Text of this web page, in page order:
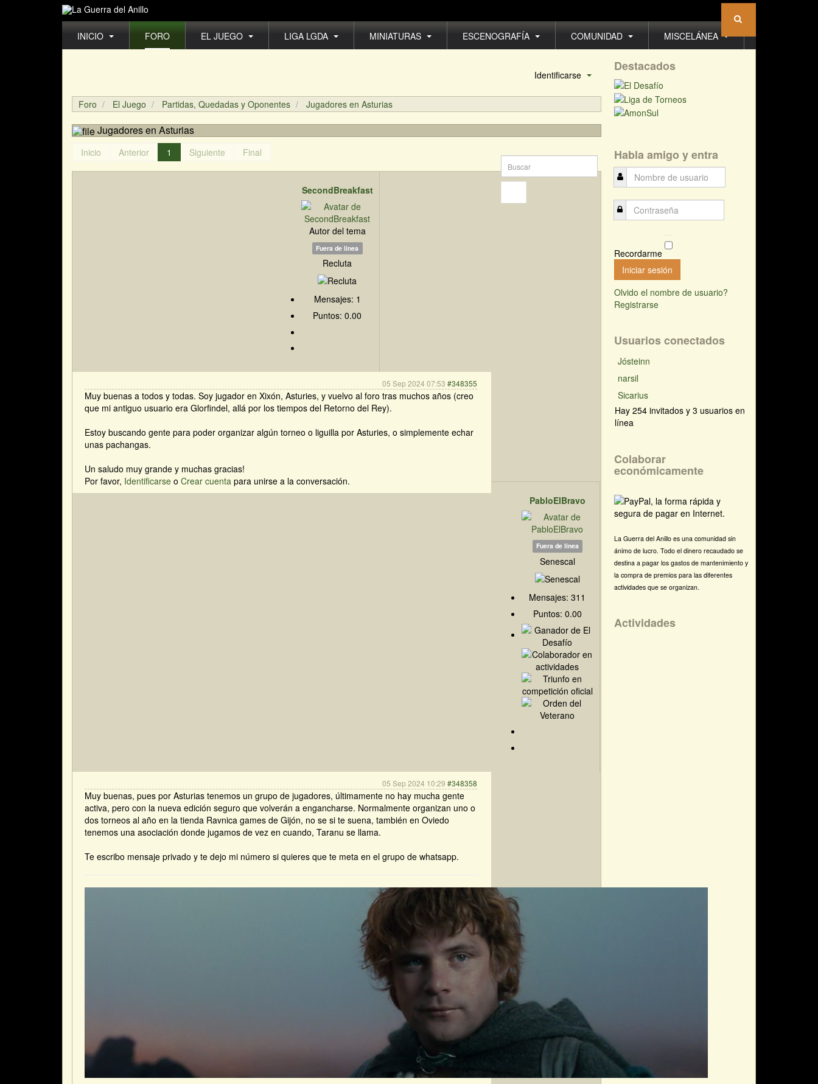
INICIO FORO EL JUEGO LIGA LGDA MINIATURAS ESCENOGRAFÍA COMUNIDAD MISCELÁNEA
Identificarse
Foro El Juego Partidas, Quedadas y Oponentes Jugadores en Asturias
Jugadores en Asturias
Inicio Anterior 1 Siguiente Final
SecondBreakfast
Autor del tema
Fuera de línea
Recluta
Mensajes: 1
Puntos: 0.00
05 Sep 2024 07:53 #348355
Muy buenas a todos y todas. Soy jugador en Xixón, Asturies, y vuelvo al foro tras muchos años (creo
que mi antiguo usuario era Glorfindel, allá por los tiempos del Retorno del Rey).
Estoy buscando gente para poder organizar algún torneo o liguilla por Asturies, o simplemente echar
unas pachangas.
Un saludo muy grande y muchas gracias!
Por favor, Identificarse o Crear cuenta para unirse a la conversación.
PabloElBravo
Fuera de línea
Senescal
Mensajes: 311
Puntos: 0.00
05 Sep 2024 10:29 #348358
Muy buenas, pues por Asturias tenemos un grupo de jugadores, últimamente no hay mucha gente
activa, pero con la nueva edición seguro que volverán a engancharse. Normalmente organizan uno o
dos torneos al año en la tienda Ravnica games de Gijón, no se si te suena, también en Oviedo
tenemos una asociación donde jugamos de vez en cuando, Taranu se llama.
Te escribo mensaje privado y te dejo mi número si quieres que te meta en el grupo de whatsapp.
Destacados
Habla amigo y entra
Recordarme
Iniciar sesión
Olvido el nombre de usuario?
Registrarse
Usuarios conectados
Jósteinn
narsil
Sicarius
Hay 254 invitados y 3 usuarios en
línea
Colaborar
económicamente
La Guerra del Anillo es una comunidad sin
ánimo de lucro. Todo el dinero recaudado se
destina a pagar los gastos de mantenimiento y
la compra de premios para las diferentes
actividades que se organizan.
Actividades